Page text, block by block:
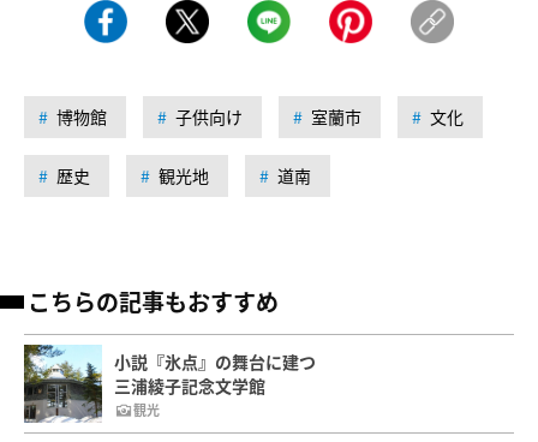
博物館 子供向け 室蘭市 文化
歴史 観光地 道南
こちらの記事もおすすめ
小説『氷点』の舞台に建つ
三浦綾子記念文学館
観光